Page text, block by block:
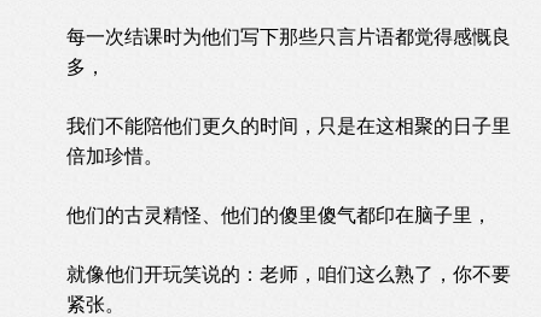
每一次结课时为他们写下那些只言片语都觉得感慨良
多，
我们不能陪他们更久的时间，只是在这相聚的日子里
倍加珍惜。
他们的古灵精怪、他们的傻里傻气都印在脑子里，
就像他们开玩笑说的：老师，咱们这么熟了，你不要
紧张。